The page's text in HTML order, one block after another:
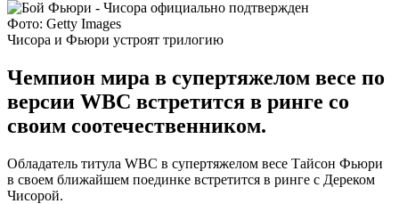
Фото: Getty Images
Чисора и Фьюри устроят трилогию
Чемпион мира в супертяжелом весе по
версии WBC встретится в ринге со
своим соотечественником.
Обладатель титула WBC в супертяжелом весе Тайсон Фьюри
в своем ближайшем поединке встретится в ринге с Дереком
Чисорой.